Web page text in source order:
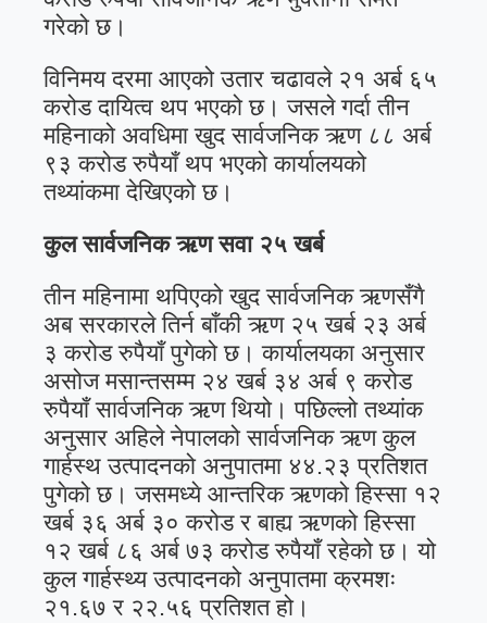
गरेको छ।
विनिमय दरमा आएको उतार चढावले २१ अर्ब ६५
करोड दायित्व थप भएको छ। जसले गर्दा तीन
महिनाको अवधिमा खुद सार्वजनिक ऋण ८८ अर्ब
९३ करोड रुपैयाँ थप भएको कार्यालयको
तथ्यांकमा देखिएको छ।
कुल सार्वजनिक ऋण सवा २५ खर्ब
तीन महिनामा थपिएको खुद सार्वजनिक ऋणसँगै
अब सरकारले तिर्न बाँकी ऋण २५ खर्ब २३ अर्ब
३ करोड रुपैयाँ पुगेको छ। कार्यालयका अनुसार
असोज मसान्तसम्म २४ खर्ब ३४ अर्ब ९ करोड
रुपैयाँ सार्वजनिक ऋण थियो। पछिल्लो तथ्यांक
अनुसार अहिले नेपालको सार्वजनिक ऋण कुल
गार्हस्थ उत्पादनको अनुपातमा ४४.२३ प्रतिशत
पुगेको छ। जसमध्ये आन्तरिक ऋणको हिस्सा १२
खर्ब ३६ अर्ब ३० करोड र बाह्य ऋणको हिस्सा
१२ खर्ब ८६ अर्ब ७३ करोड रुपैयाँ रहेको छ। यो
कुल गार्हस्थ्य उत्पादनको अनुपातमा क्रमशः
२१.६७ र २२.५६ प्रतिशत हो।